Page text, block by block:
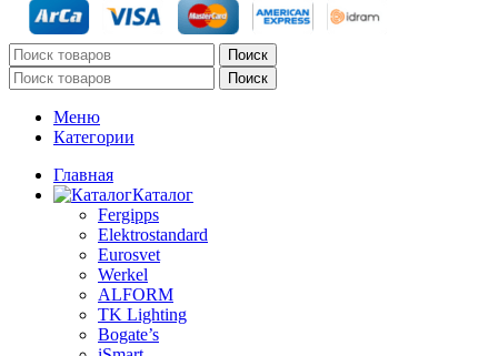
Поиск
Поиск
Меню
Категории
Главная
Каталог
Fergipps
Elektrostandard
Eurosvet
Werkel
ALFORM
TK Lighting
Bogate’s